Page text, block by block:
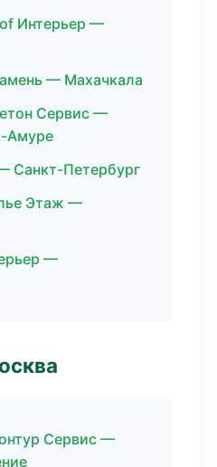
Интерьер —
— Махачкала
Сервис —
Амуре
Санкт-Петербург
Этаж —
—
Сервис —